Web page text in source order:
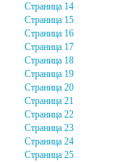
Страница 14
Страница 15
Страница 16
Страница 17
Страница 18
Страница 19
Страница 20
Страница 21
Страница 22
Страница 23
Страница 24
Страница 25